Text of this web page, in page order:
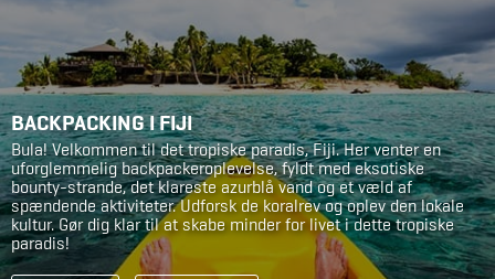
BACKPACKING I FIJI
Bula! Velkommen til det tropiske paradis, Fiji. Her venter en
uforglemmelig backpackeroplevelse, fyldt med eksotiske
bounty-strande, det klareste azurblå vand og et væld af
spændende aktiviteter. Udforsk de koralrev og oplev den lokale
kultur. Gør dig klar til at skabe minder for livet i dette tropiske
paradis!